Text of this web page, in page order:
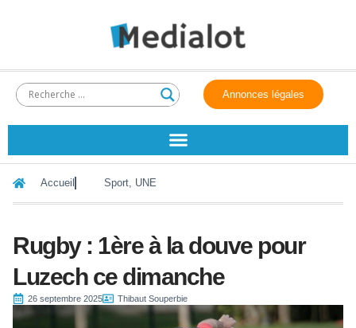
Annonces légales
Accueil Sport, UNE
Rugby : 1ère à la douve pour
Luzech ce dimanche
26 septembre 2025 Thibaut Souperbie